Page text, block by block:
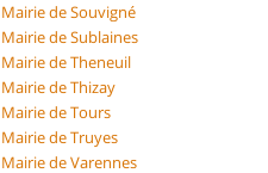
Mairie de Souvigné
Mairie de Sublaines
Mairie de Theneuil
Mairie de Thizay
Mairie de Tours
Mairie de Truyes
Mairie de Varennes